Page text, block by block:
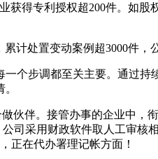
获得专利授权超200件。如股
计处置变动案例超3000件，
个步调都至关主要。通过持
伴。接管办事的企业中，
司采用财政软件取人工审核
正在代办署理记帐方面！